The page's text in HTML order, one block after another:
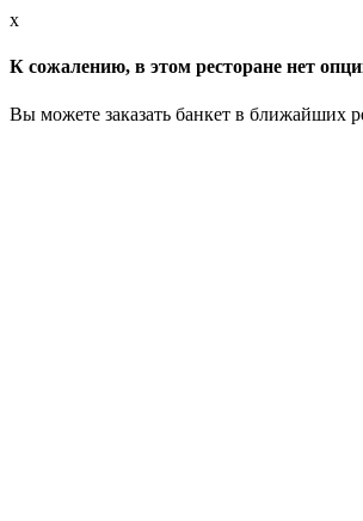
x
К сожалению, в этом ресторане нет
Вы можете заказать банкет в ближайших